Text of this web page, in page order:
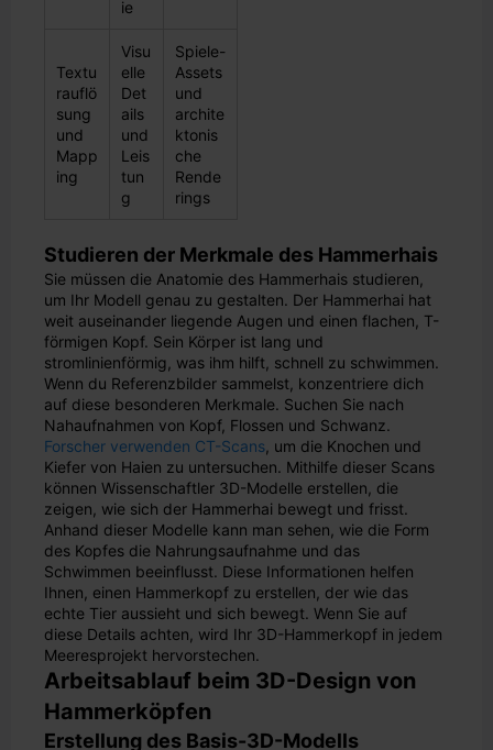
ie
Textu
rauflö
sung
und
Mapp
ing
Visu
elle
Det
ails
und
Leis
tun
g
Spiele-
Assets
und
archite
ktonis
che
Rende
rings
Studieren der Merkmale des Hammerhais
Sie müssen die Anatomie des Hammerhais studieren,
um Ihr Modell genau zu gestalten. Der Hammerhai hat
weit auseinander liegende Augen und einen flachen, T-
förmigen Kopf. Sein Körper ist lang und
stromlinienförmig, was ihm hilft, schnell zu schwimmen.
Wenn du Referenzbilder sammelst, konzentriere dich
auf diese besonderen Merkmale. Suchen Sie nach
Nahaufnahmen von Kopf, Flossen und Schwanz.
Forscher verwenden CT-Scans , um die Knochen und
Kiefer von Haien zu untersuchen. Mithilfe dieser Scans
können Wissenschaftler 3D-Modelle erstellen, die
zeigen, wie sich der Hammerhai bewegt und frisst.
Anhand dieser Modelle kann man sehen, wie die Form
des Kopfes die Nahrungsaufnahme und das
Schwimmen beeinflusst. Diese Informationen helfen
Ihnen, einen Hammerkopf zu erstellen, der wie das
echte Tier aussieht und sich bewegt. Wenn Sie auf
diese Details achten, wird Ihr 3D-Hammerkopf in jedem
Meeresprojekt hervorstechen.
Arbeitsablauf beim 3D-Design von
Hammerköpfen
Erstellung des Basis-3D-Modells